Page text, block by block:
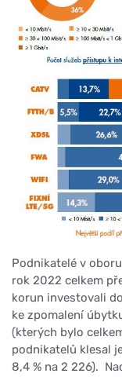
Podnikatelé v
rok 2022 celkem
korun investovali
ke zpomalení
(kterých bylo
podnikatelů klesal
8,4 % na 2 226).